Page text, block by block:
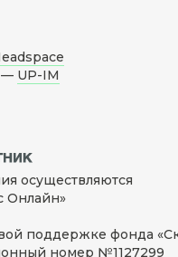
— UP-IM
осуществляются
Онлайн»
поддержке фонда
номер №1127299